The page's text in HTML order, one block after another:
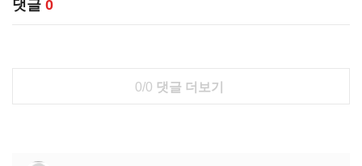
댓글 0
0/0 댓글 더보기